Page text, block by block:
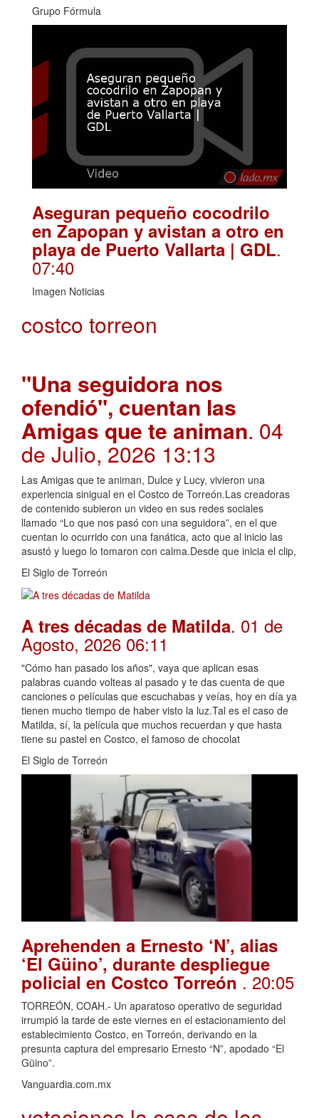
Grupo Fórmula
Aseguran pequeño cocodrilo
en Zapopan y avistan a otro en
playa de Puerto Vallarta | GDL.
07:40
Imagen Noticias
costco torreon
"Una seguidora nos
ofendió", cuentan las
Amigas que te animan. 04
de Julio, 2026 13:13
Las Amigas que te animan, Dulce y Lucy, vivieron una
experiencia sinigual en el Costco de Torreón.Las creadoras
de contenido subieron un video en sus redes sociales
llamado “Lo que nos pasó con una seguidora”, en el que
cuentan lo ocurrido con una fanática, acto que al inicio las
asustó y luego lo tomaron con calma.Desde que inicia el clip,
El Siglo de Torreón
A tres décadas de Matilda. 01 de
Agosto, 2026 06:11
"Cómo han pasado los años", vaya que aplican esas
palabras cuando volteas al pasado y te das cuenta de que
canciones o películas que escuchabas y veías, hoy en día ya
tienen mucho tiempo de haber visto la luz.Tal es el caso de
Matilda, sí, la película que muchos recuerdan y que hasta
tiene su pastel en Costco, el famoso de chocolat
El Siglo de Torreón
Aprehenden a Ernesto ‘N’, alias
‘El Güino’, durante despliegue
policial en Costco Torreón. 20:05
TORREÓN, COAH.- Un aparatoso operativo de seguridad
irrumpió la tarde de este viernes en el estacionamiento del
establecimiento Costco, en Torreón, derivando en la
presunta captura del empresario Ernesto “N”, apodado “El
Güino”.
Vanguardia.com.mx